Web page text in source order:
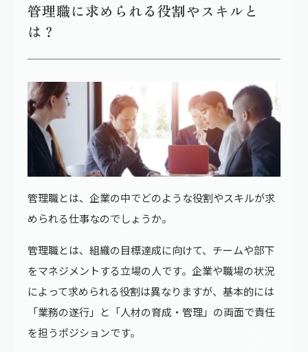
管理職に求められる役割やスキルと
は？
管理職とは、企業の中でどのような役割やスキルが求
められる仕事なのでしょうか。
管理職とは、組織の目標達成に向けて、チームや部下
をマネジメントする立場の人です。企業や職場の状況
によって求められる役割は異なりますが、基本的には
「業務の遂行」と「人材の育成・管理」の両面で責任
を担うポジションです。